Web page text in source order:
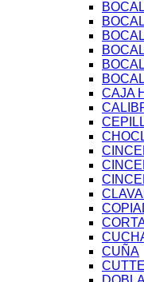
CAJA
CUÑA